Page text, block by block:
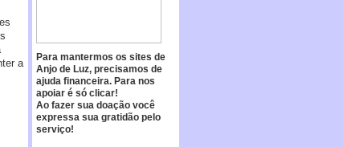
a
Para mantermos os sites de
Anjo de Luz, precisamos de
ajuda financeira. Para nos
apoiar é só clicar!
Ao fazer sua doação você
expressa sua gratidão pelo
serviço!